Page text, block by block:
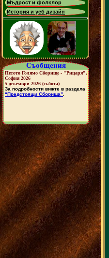
Мъдрост и фолклор
История и уеб дизайн
Съобщения